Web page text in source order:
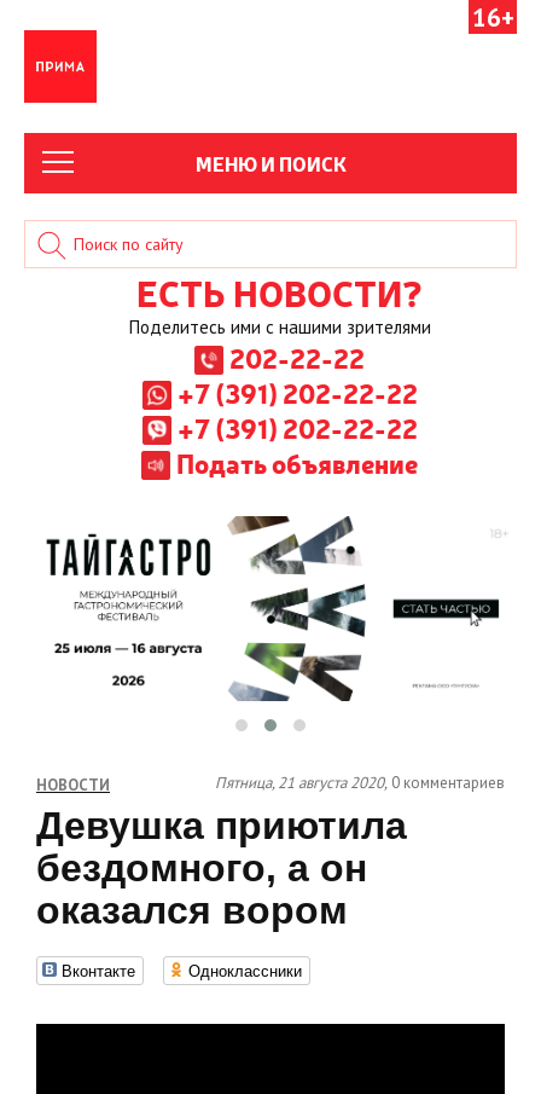
16+
МЕНЮ И ПОИСК
ЕСТЬ НОВОСТИ?
Поделитесь ими с нашими зрителями
202-22-22
+7 (391) 202-22-22
+7 (391) 202-22-22
Подать объявление
НОВОСТИ Пятница, 21 августа 2020, 0 комментариев
Девушка приютила
бездомного, а он
оказался вором
Вконтакте Одноклассники